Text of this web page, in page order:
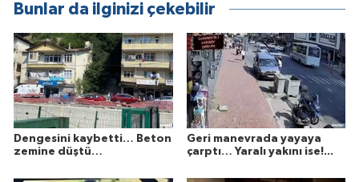
Bunlar da ilginizi çekebilir
Dengesini kaybetti… Beton
zemine düştü…
Geri manevrada yayaya
çarptı… Yaralı yakını ise!...